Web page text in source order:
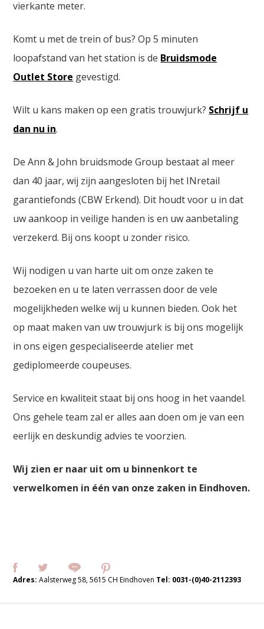
vierkante meter.
Komt u met de trein of bus? Op 5 minuten
loopafstand van het station is de Bruidsmode
Outlet Store gevestigd.
Wilt u kans maken op een gratis trouwjurk? Schrijf u
dan nu in.
De Ann & John bruidsmode Group bestaat al meer
dan 40 jaar, wij zijn aangesloten bij het INretail
garantiefonds (CBW Erkend). Dit houdt voor u in dat
uw aankoop in veilige handen is en uw aanbetaling
verzekerd. Bij ons koopt u zonder risico.
Wij nodigen u van harte uit om onze zaken te
bezoeken en u te laten verrassen door de vele
mogelijkheden welke wij u kunnen bieden. Ook het
op maat maken van uw trouwjurk is bij ons mogelijk
in ons eigen gespecialiseerde atelier met
gediplomeerde coupeuses.
Service en kwaliteit staat bij ons hoog in het vaandel.
Ons gehele team zal er alles aan doen om je van een
eerlijk en deskundig advies te voorzien.
Wij zien er naar uit om u binnenkort te
verwelkomen in één van onze zaken in Eindhoven.
Adres:Aalsterweg 58, 5615 CH Eindhoven Tel: 0031-(0)40-2112393